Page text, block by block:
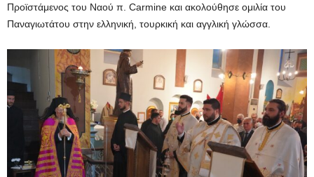
Προϊστάμενος του Ναού π. Carmine και ακολούθησε ομιλία του
Παναγιωτάτου στην ελληνική, τουρκική και αγγλική γλώσσα.